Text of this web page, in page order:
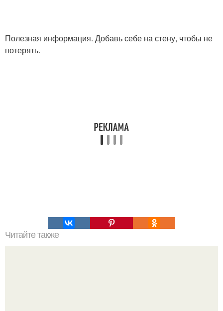
Полезная информация. Добавь себе на стену, чтобы не
потерять.
Читайте также